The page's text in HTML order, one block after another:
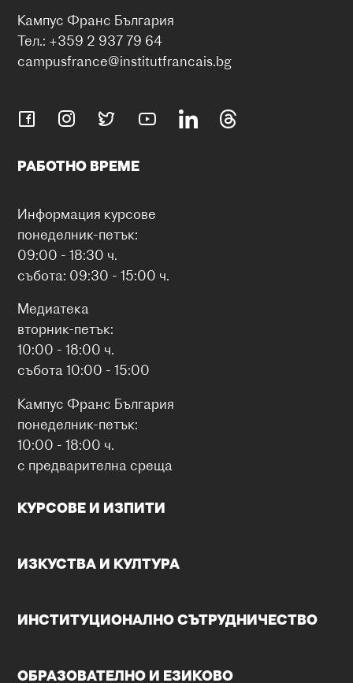
Кампус Франс България
Тел.: +359 2 937 79 64
campusfrance@institutfrancais.bg
РАБОТНО ВРЕМЕ
Информация курсове
понеделник-петък:
09:00 - 18:30 ч.
събота: 09:30 - 15:00 ч.
Медиатека
вторник-петък:
10:00 - 18:00 ч.
събота 10:00 - 15:00
Кампус Франс България
понеделник-петък:
10:00 - 18:00 ч.
с предварителна среща
КУРСОВЕ И ИЗПИТИ
ИЗКУСТВА И КУЛТУРА
ИНСТИТУЦИОНАЛНО СЪТРУДНИЧЕСТВО
ОБРАЗОВАТЕЛНО И ЕЗИКОВО